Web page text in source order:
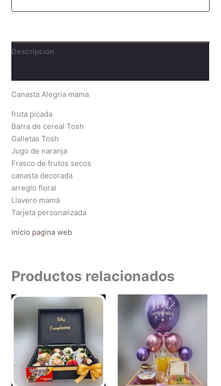
Descripción
Canasta Alegria mama
fruta picada
Barra de cereal Tosh
Galletas Tosh
Jugo de naranja
Frasco de frutos secos
canasta decorada
arreglo floral
Llavero mamá
Tarjeta personalizada
inicio pagina web
Productos relacionados